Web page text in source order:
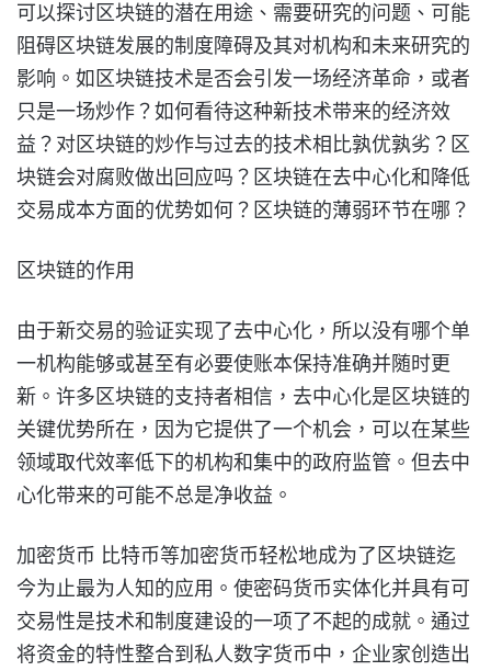
可以探讨区块链的潜在用途、需要研究的问题、可能
阻碍区块链发展的制度障碍及其对机构和未来研究的
影响。如区块链技术是否会引发一场经济革命，或者
只是一场炒作？如何看待这种新技术带来的经济效
益？对区块链的炒作与过去的技术相比孰优孰劣？区
块链会对腐败做出回应吗？区块链在去中心化和降低
交易成本方面的优势如何？区块链的薄弱环节在哪？
区块链的作用
由于新交易的验证实现了去中心化，所以没有哪个单
一机构能够或甚至有必要使账本保持准确并随时更
新。许多区块链的支持者相信，去中心化是区块链的
关键优势所在，因为它提供了一个机会，可以在某些
领域取代效率低下的机构和集中的政府监管。但去中
心化带来的可能不总是净收益。
加密货币 比特币等加密货币轻松地成为了区块链迄
今为止最为人知的应用。使密码货币实体化并具有可
交易性是技术和制度建设的一项了不起的成就。通过
将资金的特性整合到私人数字货币中，企业家创造出